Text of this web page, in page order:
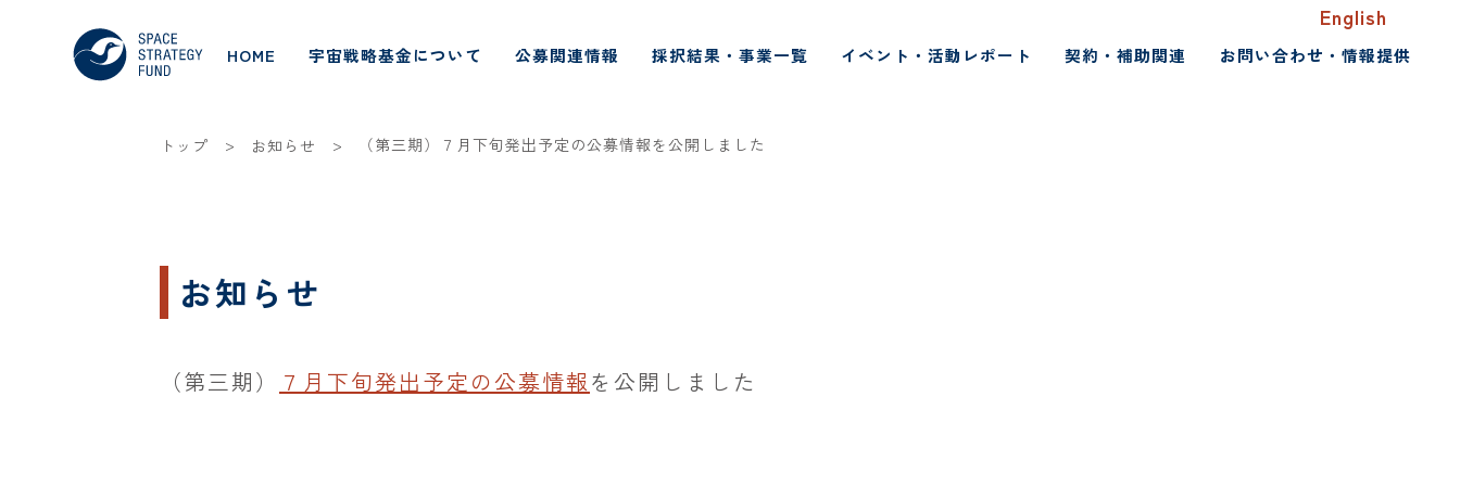
English
HOME 宇宙戦略基金について 公募関連情報 採択結果・事業一覧 イベント・活動レポート 契約・補助関連 お問い合わせ・情報提供
トップ > お知らせ > （第三期）７月下旬発出予定の公募情報を公開しました
お知らせ
（第三期） ７月下旬発出予定の公募情報を公開しました